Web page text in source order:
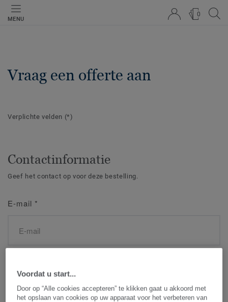
MENU
0
Vraag een offerte aan
Verplichte velden (*)
Contactinformatie
Geef het contact op voor deze bestelling.
E-mail *
Naam
Voordat u start...
Door op “Alle cookies accepteren” te klikken gaat u akkoord met
het opslaan van cookies op uw apparaat voor het verbeteren van